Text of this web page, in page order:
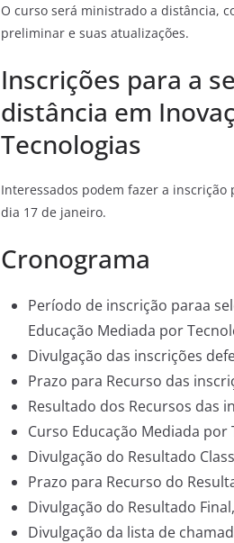
O curso será ministrado a distância,
preliminar e suas atualizações.
Inscrições para a
distância em
Tecnologias
Interessados podem fazer a inscrição
dia 17 de janeiro.
Cronograma
Período de inscrição paraa
Educação Mediada por
Divulgação das inscrições
Prazo para Recurso das
Resultado dos Recursos das
Curso Educação Mediada por
Divulgação do Resultado
Prazo para Recurso do
Divulgação do Resultado
Divulgação da lista de